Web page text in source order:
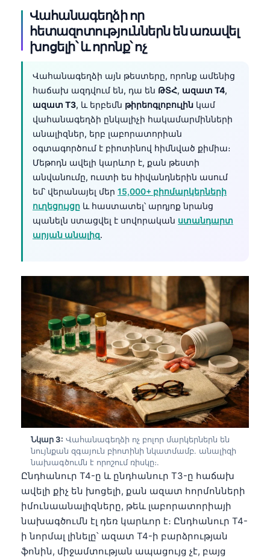
Վահանագեղձի որ
հետազոտություններն են առավել
խոցելի՝ և որոնք՝ ոչ
Վահանագեղձի այն թեստերը, որոնք ամենից
հաճախ ազդվում են, դա են ԹՏՀ, ազատ T4,
ազատ T3, և երբեմն թիրեոգլոբուլին կամ
վահանագեղձի ընկալիչի հակամարմինների
անալիզներ, երբ լաբորատորիան
օգտագործում է բիոտինով հիմնված քիմիա։
Մեթոդն ավելի կարևոր է, քան թեստի
անվանումը, ուստի ես հիվանդներին ասում
եմ՝ վերանայել մեր 15,000+ բիոմարկերների
ուղեցույցը և հաստատել՝ արդյոք նրանց
պանելն ստացվել է սովորական ստանդարտ
արյան անալիզ.
Նկար 3: Վահանագեղձի ոչ բոլոր մարկերներն են
նույնքան զգայուն բիոտինի նկատմամբ. անալիզի
նախագծումն է որոշում ռիսկը։.
Ընդհանուր T4-ը և ընդհանուր T3-ը հաճախ
ավելի քիչ են խոցելի, քան ազատ հորմոնների
իմունաանալիզները, թեև լաբորատորիայի
նախագծումն էլ դեռ կարևոր է։ Ընդհանուր T4-
ի նորմալ լինելը՝ ազատ T4-ի բարձրության
ֆոնին, միջամտության ապացույց չէ, բայց